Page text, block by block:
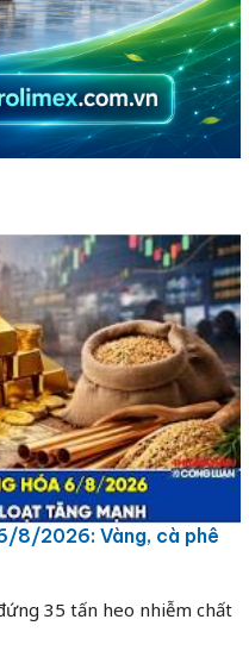
8/2026: Vàng, cà phê
35 tấn heo nhiễm chất